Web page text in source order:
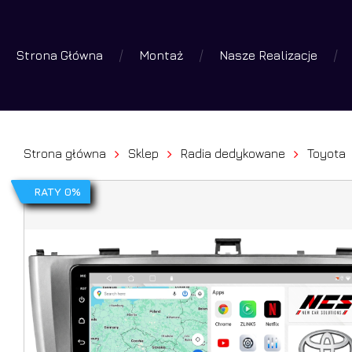
mainStrona Główna Montaż Nasze Realizacje
Strona główna Sklep Radia dedykowane Toyota
RATY 0%